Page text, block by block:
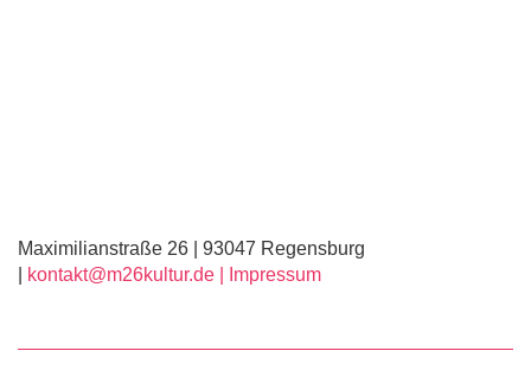
Maximilianstraße 26 | 93047 Regensburg
kontakt@m26kultur.de | Impressum